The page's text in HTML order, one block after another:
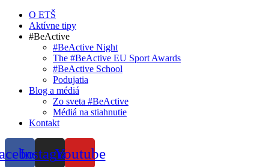
O ETŠ
Aktívne tipy
#BeActive
#BeActive Night
The #BeActive EU Sport Awards
#BeActive School
Podujatia
Blog a médiá
Zo sveta #BeActive
Médiá na stiahnutie
Kontakt
InstagramYoutube